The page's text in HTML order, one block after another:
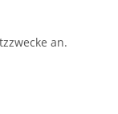
an.